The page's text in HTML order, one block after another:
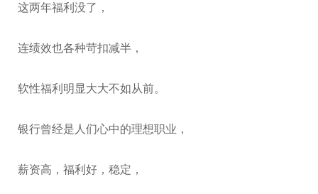
这两年福利没了，
连绩效也各种苛扣减半，
软性福利明显大大不如从前。
银行曾经是人们心中的理想职业，
薪资高，福利好，稳定，